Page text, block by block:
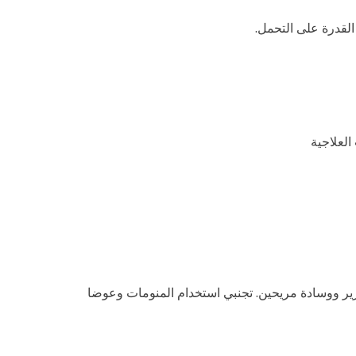
على التحمل.
ووسادة مريحين. تجنبي استخدام المنومات وعوضا